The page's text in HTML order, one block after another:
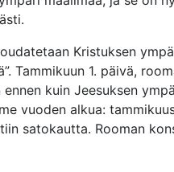
Kristuksen
Tammikuun 1. päivä,
kuin Jeesuksen
vuoden alkua:
satokautta. Rooman